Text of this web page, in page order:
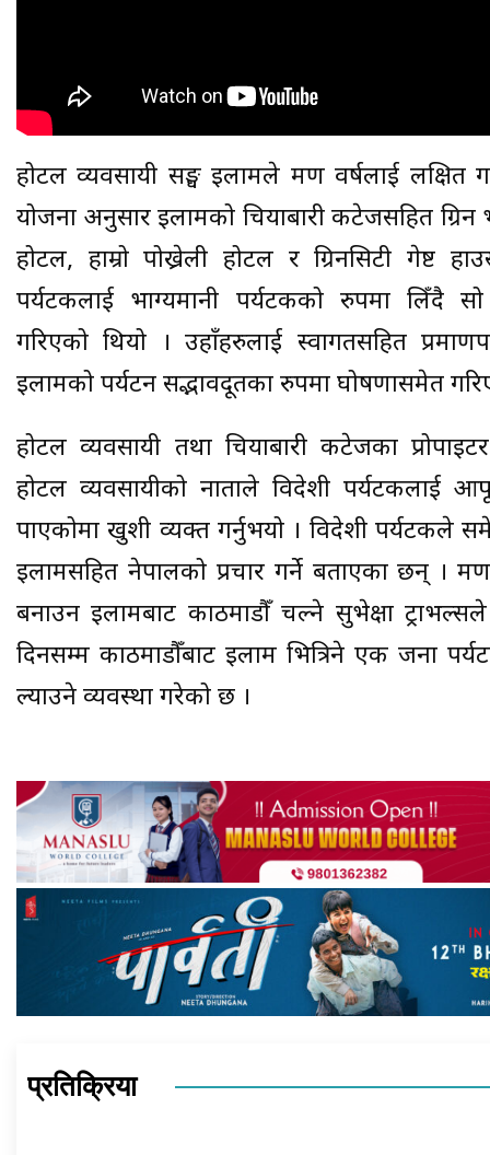
होटल व्यवसायी सङ्घ इलामले भ्रमण वर्षलाई लक्षित
योजना अनुसार इलामको चियाबारी कटेजसहित ग्रिन
होटल, हाम्रो पोख्रेली होटल र ग्रिनसिटी गेष्ट
पर्यटकलाई भाग्यमानी पर्यटकको रुपमा लिँदै सो
गरिएको थियो । उहाँहरुलाई स्वागतसहित
इलामको पर्यटन सद्भावदूतका रुपमा घोषणासमेत
होटल व्यवसायी तथा चियाबारी कटेजका
होटल व्यवसायीको नाताले विदेशी पर्यटकलाई
पाएकोमा खुशी व्यक्त गर्नुभयो । विदेशी पर्यटकले
इलामसहित नेपालको प्रचार गर्ने बताएका छन् ।
बनाउन इलामबाट काठमाडौँ चल्ने सुभेक्षा
दिनसम्म काठमाडौँबाट इलाम भित्रिने एक जना
ल्याउने व्यवस्था गरेको छ ।
प्रतिक्रिया